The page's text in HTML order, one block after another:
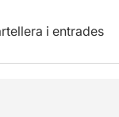
i entrades